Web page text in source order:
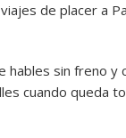
de placer a
hables sin freno
cuando queda